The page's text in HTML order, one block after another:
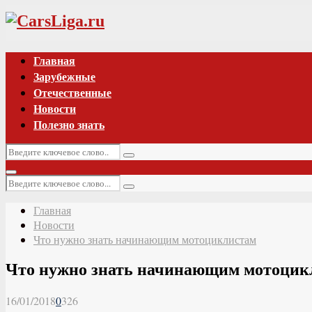
Vk
Главная
Зарубежные
Отечественные
Новости
Полезно знать
Искать:
Поиск
Основное
меню
Искать:
Поиск
Главная
Новости
Что нужно знать начинающим мотоциклистам
Что нужно знать начинающим
16/01/20180326